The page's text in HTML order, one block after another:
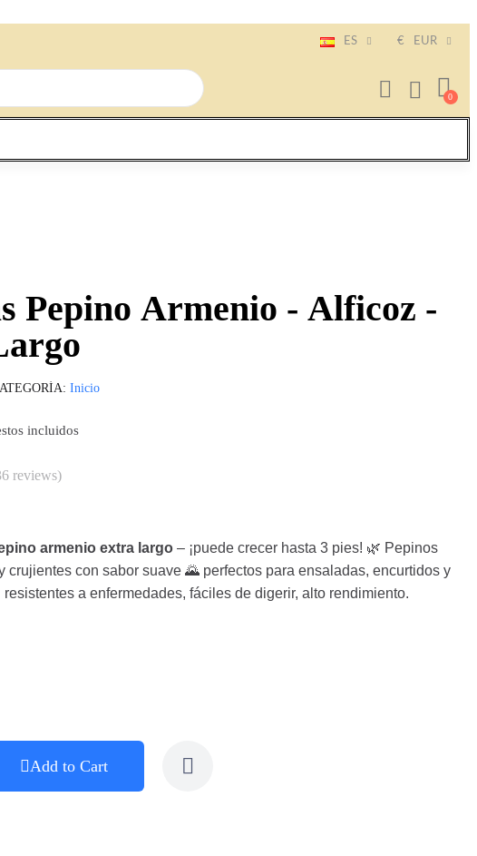
ES € EUR
Pepino Armenio - Alficoz -
Inicio
incluidos
reviews)
armenio extra largo – ¡puede crecer hasta 3 pies! 🌿 Pepinos
crujientes con sabor suave 🌄 perfectos para ensaladas, encurtidos y
resistentes a enfermedades, fáciles de digerir, alto rendimiento.
Add to Cart